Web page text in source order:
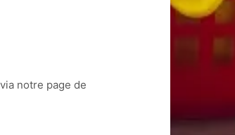
notre page de